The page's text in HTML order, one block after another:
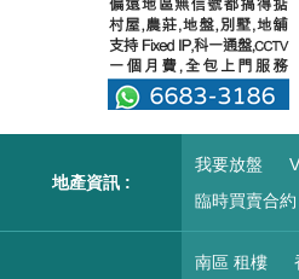
地產資訊 :
我要放盤
臨時買賣合約
南區 租樓